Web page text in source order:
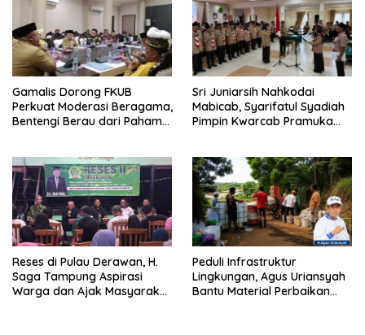
Gamalis Dorong FKUB
Perkuat Moderasi Beragama,
Bentengi Berau dari Paham
Sri Juniarsih Nahkodai
Mabicab, Syarifatul Syadiah
Pimpin Kwarcab Pramuka
Reses di Pulau Derawan, H.
Saga Tampung Aspirasi
Warga dan Ajak Masyarakat
Peduli Infrastruktur
Lingkungan, Agus Uriansyah
Bantu Material Perbaikan